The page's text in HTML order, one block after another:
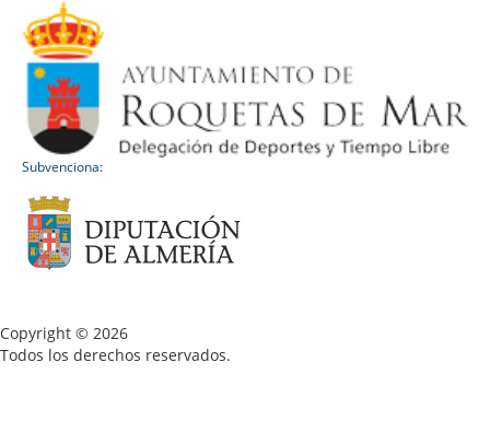
Subvenciona:
Copyright © 2026
Todos los derechos reservados.